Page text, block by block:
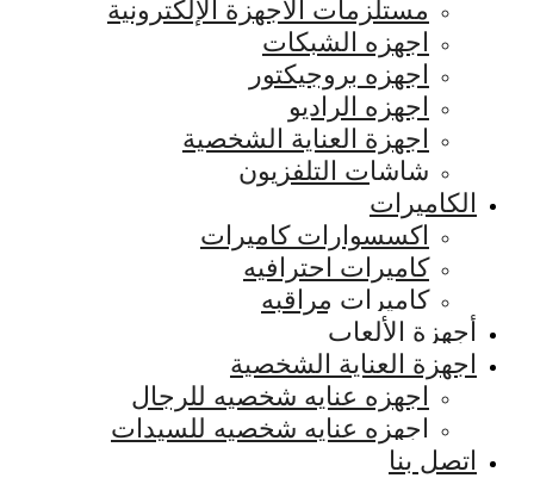
مستلزمات الأجهزة الإلكترونية
اجهزه الشبكات
اجهزه بروجيكتور
اجهزه الراديو
اجهزة العناية الشخصية
شاشات التلفزيون
الكاميرات
اكسسوارات كاميرات
كاميرات احترافيه
كاميرات مراقبه
أجهزة الألعاب
اجهزة العناية الشخصية
اجهزه عنايه شخصيه للرجال
اجهزه عنايه شخصيه للسيدات
اتصل بنا